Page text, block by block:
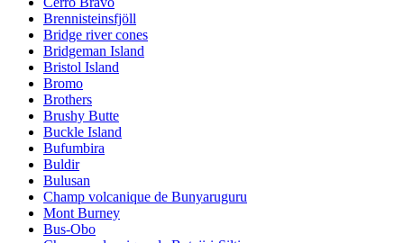
Brennisteinsfjöll
Bridge river cones
Bridgeman Island
Bristol Island
Bromo
Brothers
Brushy Butte
Buckle Island
Bufumbira
Buldir
Bulusan
Champ volcanique de Bunyaruguru
Mont Burney
Bus-Obo